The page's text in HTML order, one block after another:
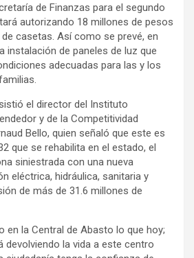
de Finanzas para el segundo
autorizando 18 millones de pesos
casetas. Así como se prevé, en
instalación de paneles de luz que
adecuadas para las y los
el director del Instituto
y de la Competitividad
Bello, quien señaló que este es
que se rehabilita en el estado, el
siniestrada con una nueva
eléctrica, hidráulica, sanitaria y
de más de 31.6 millones de
en la Central de Abasto lo que hoy;
devolviendo la vida a este centro